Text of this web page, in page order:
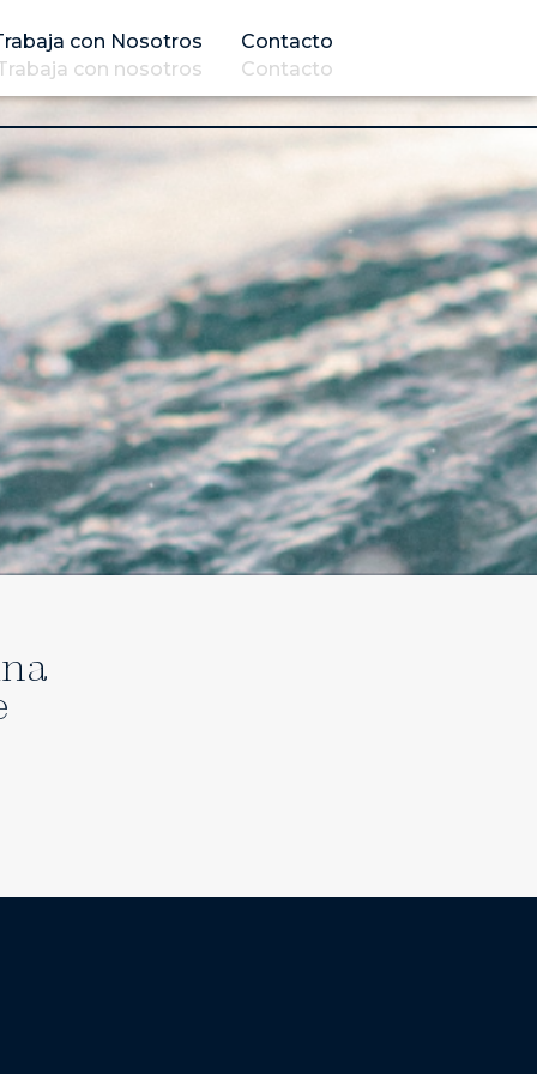
con nosotros Contacto
con Nosotros Contacto